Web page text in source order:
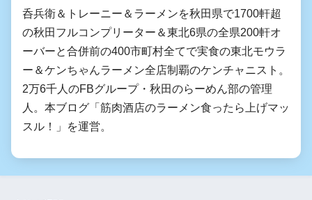
呑兵衛＆トレーニー＆ラーメンを秋田県で1700軒超
の秋田フルコンプリーター＆東北6県の全県200軒オ
ーバーと合併前の400市町村全てで実食の東北モウラ
ー＆ケンちゃんラーメン全店制覇のケンチャニスト。
2万6千人のFBグループ・秋田のらーめん部の管理
人。本ブログ「筋肉酒店のラーメン食ったら上げマッ
スル！」を運営。